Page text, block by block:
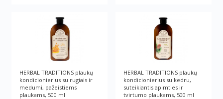
HERBAL TRADITIONS plaukų
kondicionierius su rugiais ir
medumi, pažeistiems
plaukams, 500 ml
HERBAL TRADITIONS plaukų
kondicionierius su kedru,
suteikiantis apimties ir
tvirtumo plaukams, 500 ml